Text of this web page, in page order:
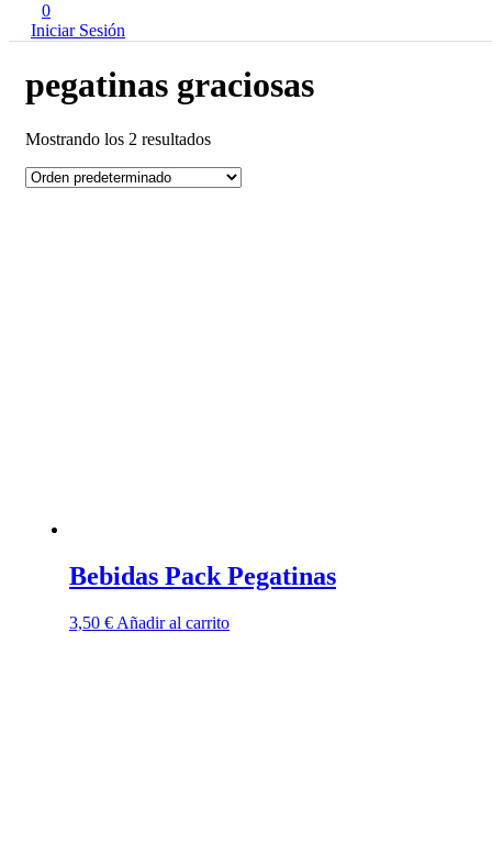
0
Iniciar Sesión
pegatinas graciosas
Mostrando los 2 resultados
Bebidas Pack Pegatinas
3,50 € Añadir al carrito